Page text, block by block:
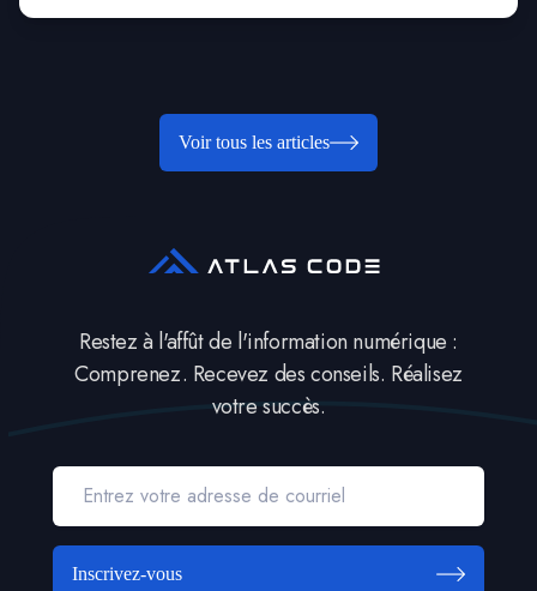
Voir tous les articles
Restez à l'affût de l'information numérique :
Comprenez. Recevez des conseils. Réalisez
votre succès.
Inscrivez-vous